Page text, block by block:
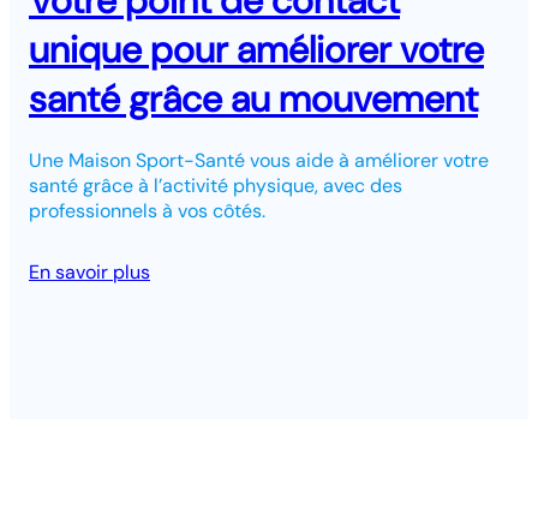
unique pour améliorer votre
santé grâce au mouvement
Une Maison Sport-Santé vous aide à améliorer votre
santé grâce à l’activité physique, avec des
professionnels à vos côtés.
En savoir plus